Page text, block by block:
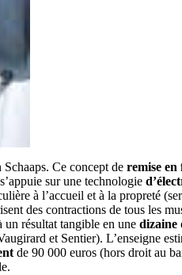
Ce concept de remise en
s’appuie sur une technologie
à l’accueil et à la propreté
des contractions de tous les
un résultat tangible en une dizaine
et Sentier). L’enseigne
de 90 000 euros (hors droit au